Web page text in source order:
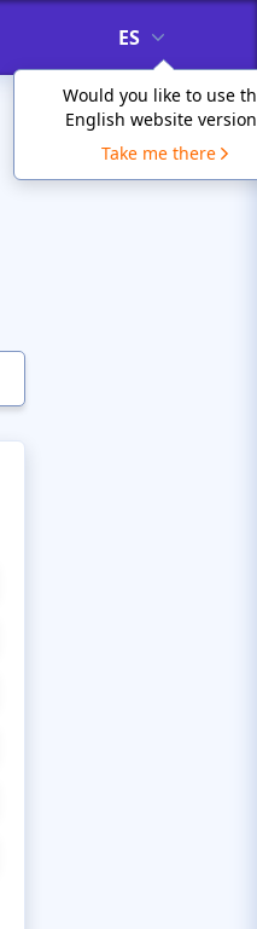
ES
Would you like to use
English website
Take me there